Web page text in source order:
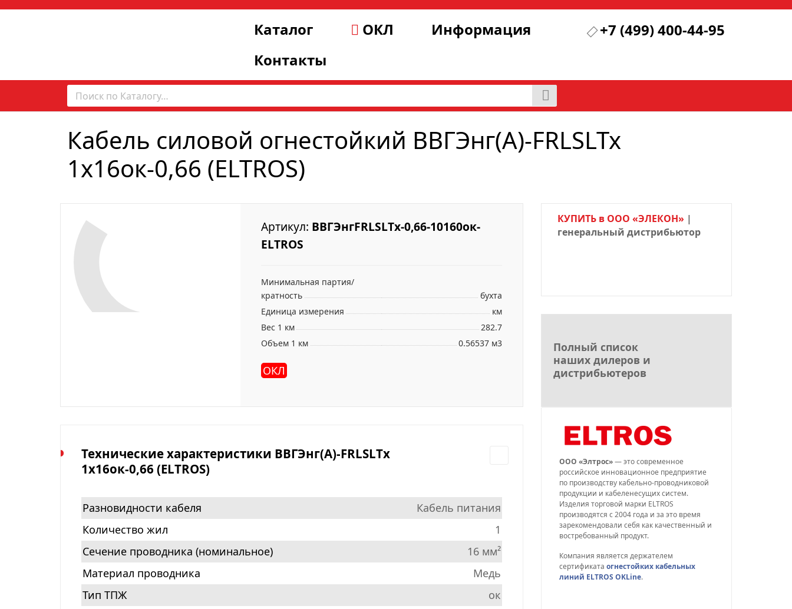
Каталог ОКЛ
Информация
Контакты
+7 (499) 400-44-95
Кабель силовой огнестойкий ВВГЭнг(А)-FRLSLTx
1х16ок-0,66 (ELTROS)
Артикул: ВВГЭнгFRLSLTx-0,66-10160ок-
ELTROS
Минимальная партия/
кратность
бухта
Единица измерения
км
Вес 1 км
282.7
Объем 1 км
0.56537 м3
ОКЛ
КУПИТЬ в ООО «ЭЛЕКОН» |
генеральный дистрибьютор
Полный список
наших дилеров и
дистрибьютеров
Технические характеристики ВВГЭнг(А)-FRLSLTx
1х16ок-0,66 (ELTROS)
Разновидности кабеля
Кабель питания
Количество жил
1
Сечение проводника (номинальное)
16 мм²
Материал проводника
Медь
Тип ТПЖ
ок
ООО «Элтрос»— это современное
российское инновационное предприятие
по производству кабельно-проводниковой
продукции и кабеленесущих систем.
Изделия торговой марки ELTROS
производятся с 2004 года и за это время
зарекомендовали себя как качественный и
востребованный продукт.
Компания является держателем
сертификатаогнестойких кабельных
линий ELTROS OKLine.